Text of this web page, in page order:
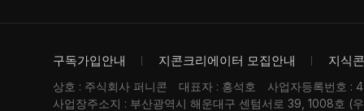
구독가입안내 지콘크리에이터 모집안내 지식
상호 : 주식회사 퍼니콘 대표자 : 홍석호
사업자등록번호 :
사업장주소지 : 부산광역시 해운대구 센텀서로 39, 1008호 (